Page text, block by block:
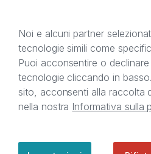
Il presente sito web è di
C.F. e P.IVA
titolare di tutti i diritti di
afferenti ai marchi, loghi e
sul sito web. Si invita
Noi e alcuni partner
tecnologie simili come
Puoi acconsentire o declinare
tecnologie cliccando in basso.
sito, acconsenti alla raccolta
nella nostra Informativa sulla